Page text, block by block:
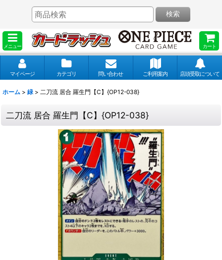
メニュー カート
検索
マイページ カテゴリ 問い合わせ ご利用案内 店頭受取について
ホーム > 緑 > 二刀流 居合 羅生門【C】{OP12-038}
二刀流 居合 羅生門【C】{OP12-038}